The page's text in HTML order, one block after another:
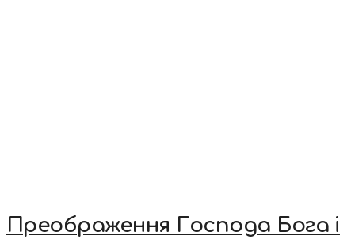
Преображення Господа Бога і